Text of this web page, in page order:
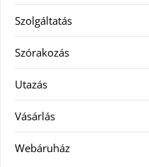
Szolgáltatás
Szórakozás
Utazás
Vásárlás
Webáruház